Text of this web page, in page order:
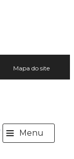
Mapa do site
≡ Menu